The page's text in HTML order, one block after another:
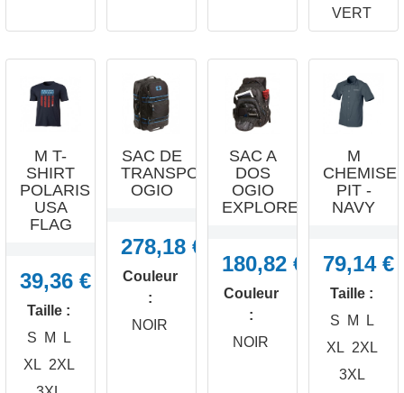
VERT
M T-
SHIRT
POLARIS
USA
FLAG
39,36 €
Taille :
S
M
L
XL 2XL
SAC DE
TRANSPORT
OGIO
278,18 €
Couleur
:
NOIR
SAC A
DOS
OGIO
EXPLORER
180,82 €
Couleur
:
NOIR
M
CHEMISE
PIT -
NAVY
79,14 €
Taille :
S
M
L
XL 2XL
3XL